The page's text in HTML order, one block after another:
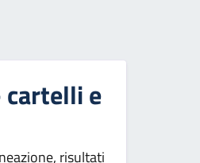
cartelli e
risultati